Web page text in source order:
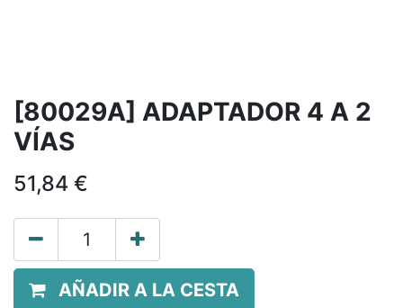
[80029A] ADAPTADOR 4 A 2
VÍAS
51,84 €
AÑADIR A LA CESTA